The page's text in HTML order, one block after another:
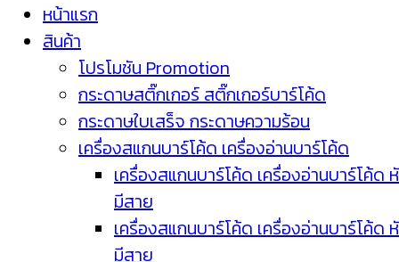
หน้าแรก
สินค้า
โปรโมชัน Promotion
กระดาษสติ๊กเกอร์ สติ๊กเกอร์บาร์โค้ด
กระดาษใบเสร็จ กระดาษความร้อน
เครื่องสแกนบาร์โค้ด เครื่องอ่านบาร์โค้ด
เครื่องสแกนบาร์โค้ด เครื่องอ่านบาร์โค้ด
มีสาย
เครื่องสแกนบาร์โค้ด เครื่องอ่านบาร์โค้ด
มีสาย